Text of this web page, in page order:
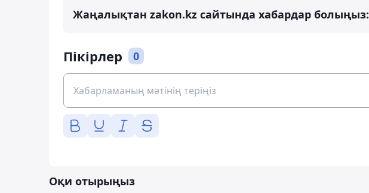
Жаңалықтан zakon.kz сайтында хабардар болыңыз:
Пікірлер 0
Оқи отырыңыз